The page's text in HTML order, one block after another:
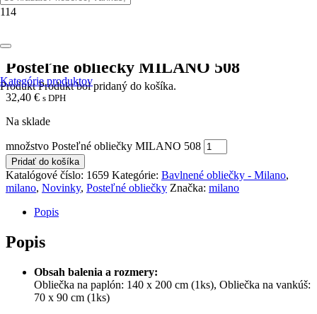
ProduktProduktbol pridaný do košíka.
Kategórie produktov
Posteľné obliečky MILANO 508
32,40 € s DPH
Na sklade
množstvo Posteľné obliečky MILANO 508
Pridať do košíka
Katalógové číslo: 1659 Kategórie: Bavlnené obliečky - Milano,
milano, Novinky, Posteľné obliečky Značka: milano
Popis
Popis
Obsah balenia a rozmery:
Obliečka na paplón: 140 x 200 cm (1ks), Obliečka na vankúš:
70 x 90 cm (1ks)